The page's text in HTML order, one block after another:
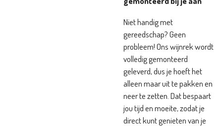
Niet handig met
gereedschap? Geen
probleem! Ons wijnrek wordt
volledig gemonteerd
geleverd, dus je hoeft het
alleen maar uit te pakken en
neer te zetten. Dat bespaart
jou tijd en moeite, zodat je
direct kunt genieten van je